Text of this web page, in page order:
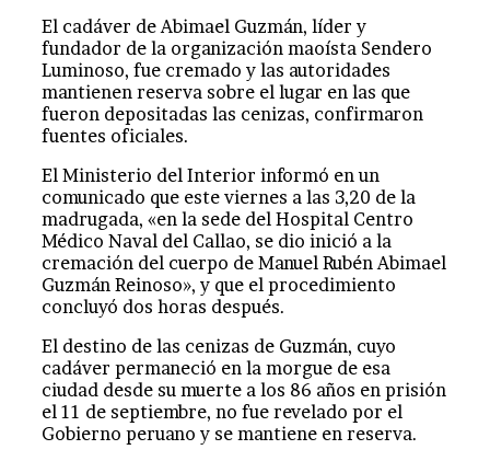
El cadáver de Abimael Guzmán, líder y
fundador de la organización maoísta Sendero
Luminoso, fue cremado y las autoridades
mantienen reserva sobre el lugar en las que
fueron depositadas las cenizas, confirmaron
fuentes oficiales.
El Ministerio del Interior informó en un
comunicado que este viernes a las 3,20 de la
madrugada, «en la sede del Hospital Centro
Médico Naval del Callao, se dio inició a la
cremación del cuerpo de Manuel Rubén Abimael
Guzmán Reinoso», y que el procedimiento
concluyó dos horas después.
El destino de las cenizas de Guzmán, cuyo
cadáver permaneció en la morgue de esa
ciudad desde su muerte a los 86 años en prisión
el 11 de septiembre, no fue revelado por el
Gobierno peruano y se mantiene en reserva.